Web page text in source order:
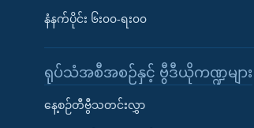
နံနက်ပိုင်း ၆း၀၀-ရး၀၀
ရုပ်သံအစီအစဉ်နှင့် ဗွီဒီယိုကဏ္ဍများ
နေ့စဉ်တီဗွီသတင်းလွှာ